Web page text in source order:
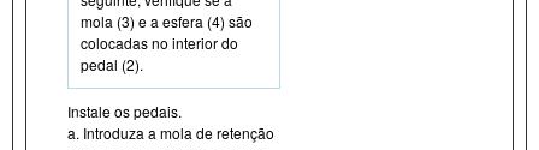
mola (3) e a esfera (4) são
colocadas no interior do
pedal (2).
Instale os pedais.
a. Introduza a mola de retenção